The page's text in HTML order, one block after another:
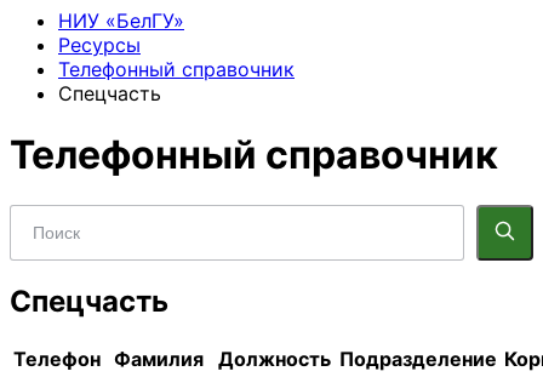
НИУ «БелГУ»
Ресурсы
Телефонный справочник
Спецчасть
Телефонный справочник
Спецчасть
Телефон Фамилия Должность Подразделение